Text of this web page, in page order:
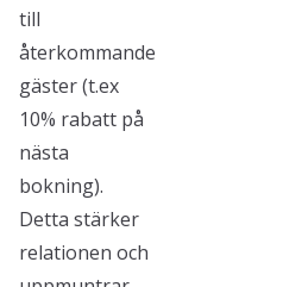
till
återkommande
gäster (t.ex
10% rabatt på
nästa
bokning).
Detta stärker
relationen och